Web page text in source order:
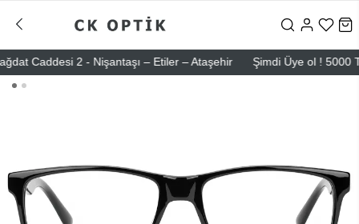
Caddesi 2 - Nişantaşı – Etiler – Ataşehir Şimdi Üye ol ! 5000 TL